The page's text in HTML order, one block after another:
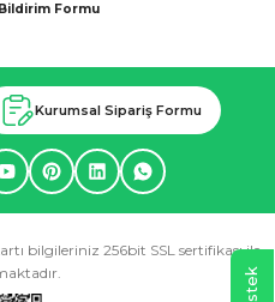
Formu
Kurumsal Sipariş Formu
bilgileriniz 256bit SSL sertifikası ile